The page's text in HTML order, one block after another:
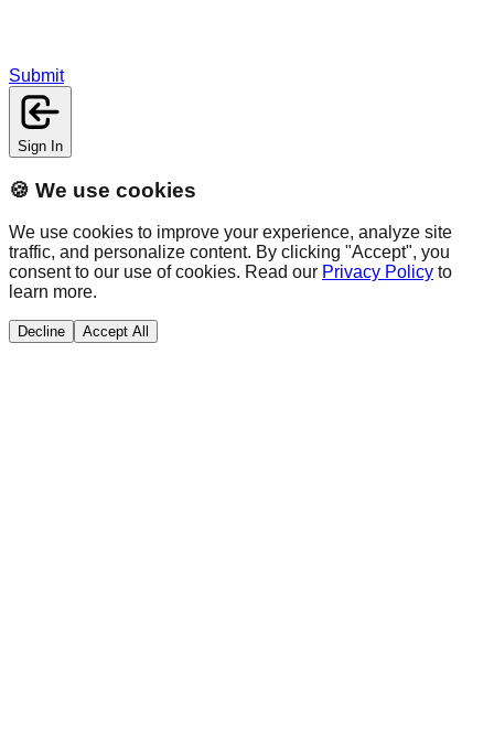
Submit
Sign In
🍪 We use cookies
We use cookies to improve your experience, analyze site
traffic, and personalize content. By clicking "Accept", you
consent to our use of cookies. Read our Privacy Policy to
learn more.
Decline Accept All